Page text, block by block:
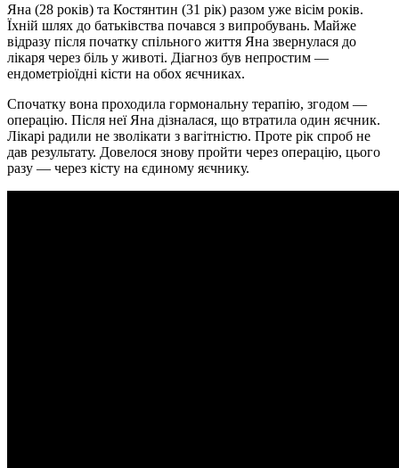
Яна (28 років) та Костянтин (31 рік) разом уже вісім років.
Їхній шлях до батьківства почався з випробувань. Майже
відразу після початку спільного життя Яна звернулася до
лікаря через біль у животі. Діагноз був непростим —
ендометріоїдні кісти на обох яєчниках.
Спочатку вона проходила гормональну терапію, згодом —
операцію. Після неї Яна дізналася, що втратила один яєчник.
Лікарі радили не зволікати з вагітністю. Проте рік спроб не
дав результату. Довелося знову пройти через операцію, цього
разу — через кісту на єдиному яєчнику.